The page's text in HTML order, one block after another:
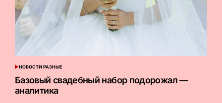
ОПУБЛИКОВАНО
В
НОВОСТИ РАЗНЫЕ
Базовый свадебный набор подорожал —
аналитика